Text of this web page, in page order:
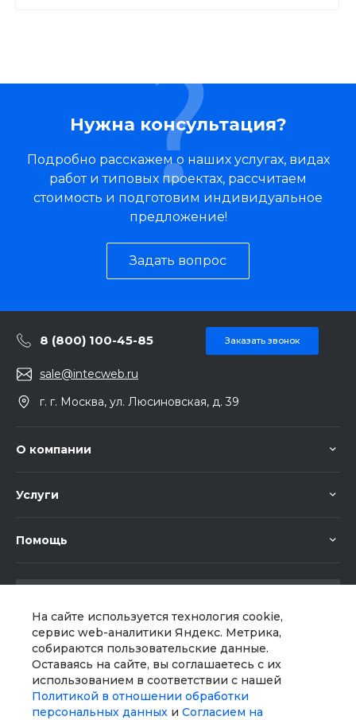
На сайте используется технология cookie,
сервис web-аналитики Яндекс. Метрика,
собираются пользовательские данные.
Оставаясь на сайте, вы соглашаетесь с их
использованием в соответствии с нашей
Политикой в отношении обработки
персональных данных и Согласием на
Нужна консультация?
Подробно расскажем о наших услугах, видах
работ и типовых проектах, рассчитаем
стоимость и подготовим индивидуальное
предложение!
Задать вопрос
8 (800) 100-45-85 Заказать звонок
sale@intecweb.ru
г. г. Москва, ул. Люсиновская, д. 39
О компании
Услуги
Помощь
Мы в соц. сетях